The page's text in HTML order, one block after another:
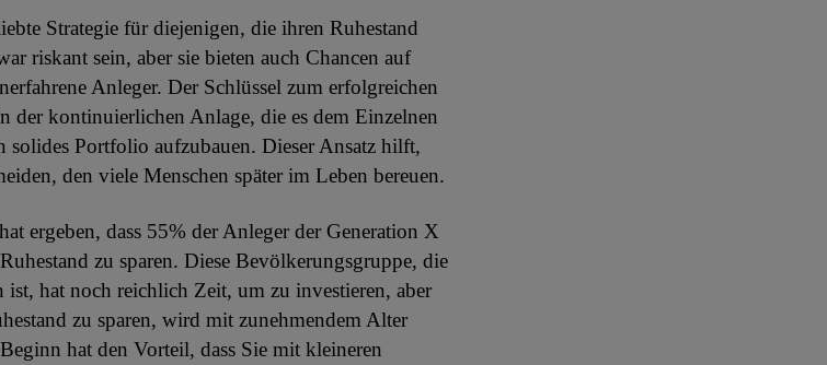
Strategie für diejenigen, die ihren Ruhestand
riskant sein, aber sie bieten auch Chancen auf
Anleger. Der Schlüssel zum erfolgreichen
der kontinuierlichen Anlage, die es dem Einzelnen
Portfolio aufzubauen. Dieser Ansatz hilft,
den viele Menschen später im Leben bereuen.
ergeben, dass 55% der Anleger der Generation X
zu sparen. Diese Bevölkerungsgruppe, die
ist, hat noch reichlich Zeit, um zu investieren, aber
zu sparen, wird mit zunehmendem Alter
hat den Vorteil, dass Sie mit kleineren